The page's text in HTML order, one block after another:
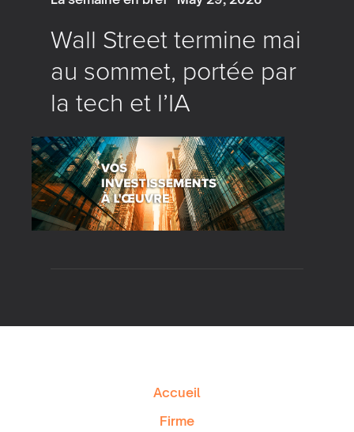
Wall Street termine mai
au sommet, portée par
la tech et l’IA
Accueil
Firme